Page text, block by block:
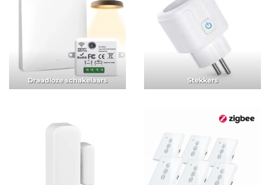
Draadloze schakelaars Stekkers